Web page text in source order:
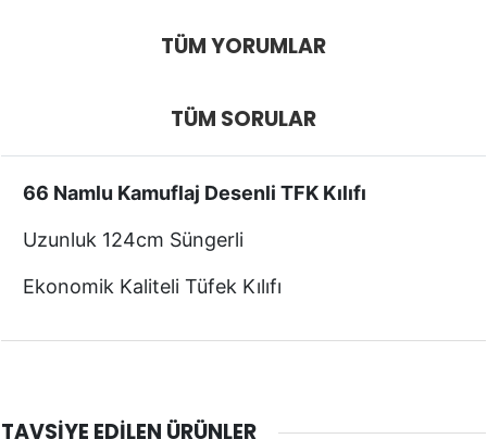
TÜM YORUMLAR
TÜM SORULAR
66 Namlu Kamuflaj Desenli TFK Kılıfı
Uzunluk 124cm Süngerli
Ekonomik Kaliteli Tüfek Kılıfı
TAVSIYE EDILEN ÜRÜNLER